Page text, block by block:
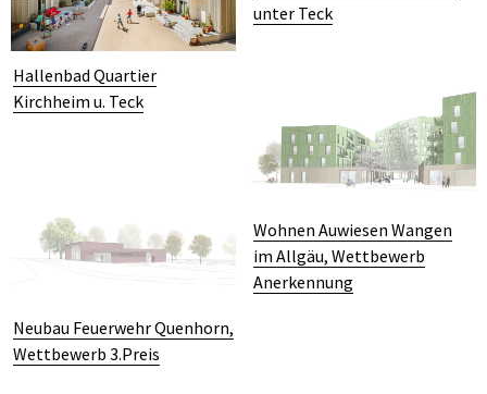
unter Teck
Hallenbad Quartier
Kirchheim u. Teck
Wohnen Auwiesen Wangen
im Allgäu, Wettbewerb
Anerkennung
Neubau Feuerwehr Quenhorn,
Wettbewerb 3.Preis